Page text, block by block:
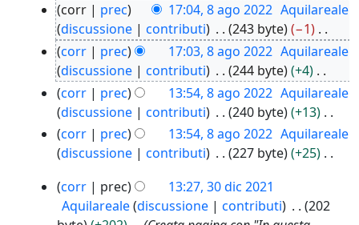
corr prec 17:04, 8 ago 2022 Aquilareale
discussione
contributi 243 byte
−1
N
e
s
s
u
n
o
g
e
corr prec 17:03, 8 ago 2022 Aquilareale
discussione
contributi 244 byte
+4
N
e
s
s
u
n
o
corr prec 13:54, 8 ago 2022 Aquilareale
discussione
contributi 240 byte
+13
N
e
s
u
corr prec 13:54, 8 ago 2022 Aquilareale
discussione
contributi 227 byte
+25
ecorr prec
13:27, 30 dic 2021
Aquilareale discussione contributi
202